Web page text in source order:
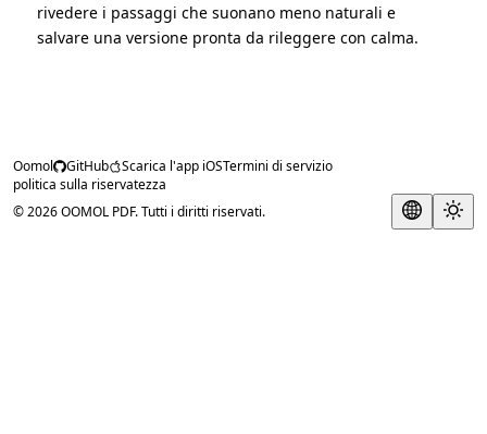
rivedere i passaggi che suonano meno naturali e
salvare una versione pronta da rileggere con calma.
Oomol GitHub Scarica l'app iOSTermini di servizio
politica sulla riservatezza
© 2026 OOMOL PDF. Tutti i diritti riservati.